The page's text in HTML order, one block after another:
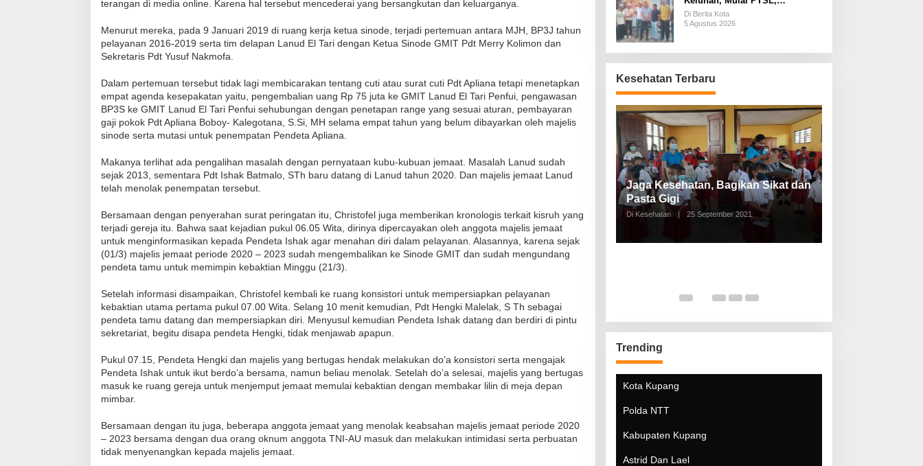
terangan di media online. Karena hal tersebut mencederai yang bersangkutan dan keluarganya.
Menurut mereka, pada 9 Januari 2019 di ruang kerja ketua sinode, terjadi pertemuan antara MJH, BP3J tahun
pelayanan 2016-2019 serta tim delapan Lanud El Tari dengan Ketua Sinode GMIT Pdt Merry Kolimon dan
Sekretaris Pdt Yusuf Nakmofa.
Dalam pertemuan tersebut tidak lagi membicarakan tentang cuti atau surat cuti Pdt Apliana tetapi menetapkan
empat agenda kesepakatan yaitu, pengembalian uang Rp 75 juta ke GMIT Lanud El Tari Penfui, pengawasan
BP3S ke GMIT Lanud El Tari Penfui sehubungan dengan penetapan range yang sesuai aturan, pembayaran
gaji pokok Pdt Apliana Boboy- Kalegotana, S.Si, MH selama empat tahun yang belum dibayarkan oleh majelis
sinode serta mutasi untuk penempatan Pendeta Apliana.
Makanya terlihat ada pengalihan masalah dengan pernyataan kubu-kubuan jemaat. Masalah Lanud sudah
sejak 2013, sementara Pdt Ishak Batmalo, STh baru datang di Lanud tahun 2020. Dan majelis jemaat Lanud
telah menolak penempatan tersebut.
Bersamaan dengan penyerahan surat peringatan itu, Christofel juga memberikan kronologis terkait kisruh yang
terjadi gereja itu. Bahwa saat kejadian pukul 06.05 Wita, dirinya dipercayakan oleh anggota majelis jemaat
untuk menginformasikan kepada Pendeta Ishak agar menahan diri dalam pelayanan. Alasannya, karena sejak
(01/3) majelis jemaat periode 2020 – 2023 sudah mengembalikan ke Sinode GMIT dan sudah mengundang
pendeta tamu untuk memimpin kebaktian Minggu (21/3).
Setelah informasi disampaikan, Christofel kembali ke ruang konsistori untuk mempersiapkan pelayanan
kebaktian utama pertama pukul 07.00 Wita. Selang 10 menit kemudian, Pdt Hengki Malelak, S Th sebagai
pendeta tamu datang dan mempersiapkan diri. Menyusul kemudian Pendeta Ishak datang dan berdiri di pintu
sekretariat, begitu disapa pendeta Hengki, tidak menjawab apapun.
Pukul 07.15, Pendeta Hengki dan majelis yang bertugas hendak melakukan do’a konsistori serta mengajak
Pendeta Ishak untuk ikut berdo’a bersama, namun beliau menolak. Setelah do’a selesai, majelis yang bertugas
masuk ke ruang gereja untuk menjemput jemaat memulai kebaktian dengan membakar lilin di meja depan
mimbar.
Bersamaan dengan itu juga, beberapa anggota jemaat yang menolak keabsahan majelis jemaat periode 2020
– 2023 bersama dengan dua orang oknum anggota TNI-AU masuk dan melakukan intimidasi serta perbuatan
tidak menyenangkan kepada majelis jemaat.
Ketersediaan Minyak Tanah &
Lahan Pemakaman
Di Berita Kota
5 Agustus 2026
Kesehatan Terbaru
Di Kesehatan | 19 Desember 2021
Jaga Kesehatan, Bagikan Sikat dan
Pasta Gigi
Di Kesehatan | 25 September 2021
Trending
Kota Kupang
Polda NTT
Kabupaten Kupang
Astrid Dan Lael